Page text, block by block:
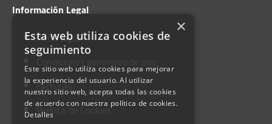
Información Legal
Aviso legal
Condiciones generales de uso
Facturas
Política de Cookies
×
Esta web utiliza cookies de
seguimiento
Este sitio web utiliza cookies para mejorar
la experiencia del usuario. Al utilizar
nuestro sitio web, acepta todas las cookies
de acuerdo con nuestra política de cookies.
Detalles